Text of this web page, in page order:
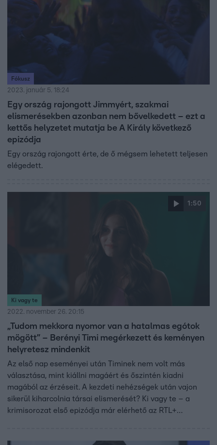
Fókusz
2023. január 5. 18:24
Egy ország rajongott Jimmyért, szakmai
elismerésekben azonban nem bővelkedett – ezt a
kettős helyzetet mutatja be A Király következő
epizódja
Egy ország rajongott érte, de ő mégsem lehetett teljesen
elégedett.
1:50
Ki vagy te
2022. november 26. 20:15
„Tudom mekkora nyomor van a hatalmas egótok
mögött” – Berényi Timi megérkezett és keményen
helyretesz mindenkit
Az első nap eseményei után Timinek nem volt más
választása, mint kiállni magáért és őszintén kiadni
magából az érzéseit. A kezdeti nehézségek után vajon
sikerül kiharcolnia társai elismerését? Ki vagy te – a
krimisorozat első epizódja már elérhető az RTL+